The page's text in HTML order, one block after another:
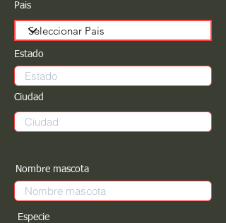
Pais
Estado
Ciudad
Nombre mascota
Especie